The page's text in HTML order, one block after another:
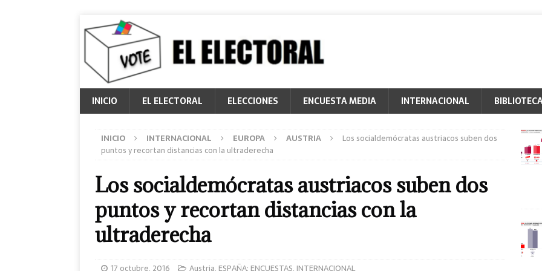
INICIO EL ELECTORAL ELECCIONES ENCUESTA MEDIA INTERNACIONAL
INICIO INTERNACIONAL EUROPA AUSTRIA
Los socialdemócratas austriacos suben dos
puntos y recortan distancias con la ultraderecha
Los socialdemócratas austriacos suben dos
puntos y recortan distancias con la
ultraderecha
17 octubre, 2016 Austria, ESPAÑA: ENCUESTAS, INTERNACIONAL